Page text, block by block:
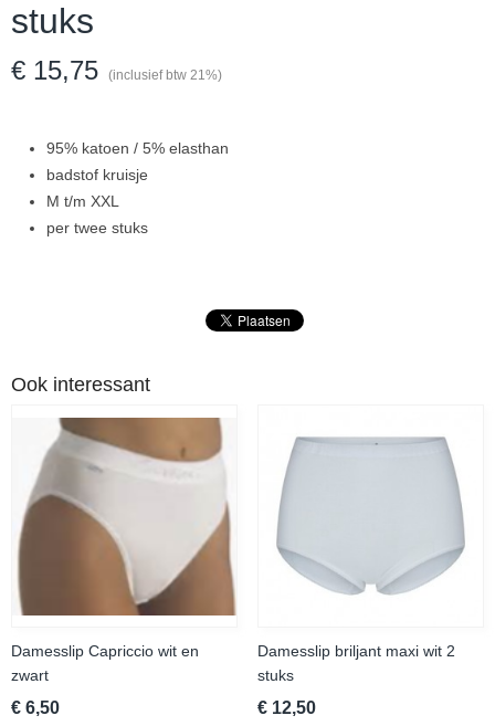
stuks
€ 15,75 (inclusief btw 21%)
95% katoen / 5% elasthan
badstof kruisje
M t/m XXL
per twee stuks
Ook interessant
Damesslip Capriccio wit en
zwart
€ 6,50
Damesslip briljant maxi wit 2
stuks
€ 12,50